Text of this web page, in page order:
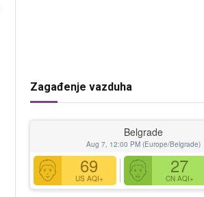
Zagađenje vazduha
Belgrade
Aug 7, 12:00 PM (Europe/Belgrade)
69
US AQI+
27
CN AQI+